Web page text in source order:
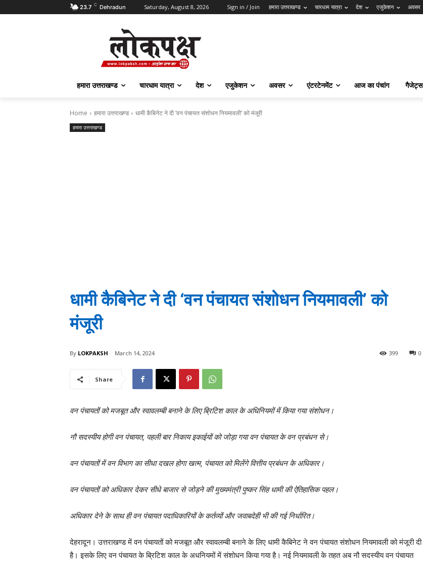
23.7 C Dehradun Saturday, August 8, 2026 Sign in / Join हमारा उत्तराखण्ड चारधाम यात्रा देश एजुकेशन अवसर
हमारा उत्तराखण्ड चारधाम यात्रा देश एजुकेशन अवसर एंटरटेनमेंट आज का पंचांग गैजेट्स
Home हमारा उत्तराखण्ड धामी कैबिनेट ने दी ‘वन पंचायत संशोधन नियमावली’ को मंजूरी
हमारा उत्तराखण्ड
धामी कैबिनेट ने दी ‘वन पंचायत संशोधन नियमावली’ को
मंजूरी
By LOKPAKSH March 14, 2024 0
399
Share
वन पंचायतों को मजबूत और स्वावलम्बी बनाने के लिए ब्रिटिश काल के अधिनियमों में किया गया संशोधन।
नौ सदस्यीय होगी वन पंचायत, पहली बार निकाय इकाईयों को जोड़ा गया वन पंचायत के वन प्रबंधन से।
वन पंचायतों में वन विभाग का सीधा दखल होगा खत्म, पंचायत को मिलेंगे वित्तीय प्रबंधन के अधिकार।
वन पंचायतों को अधिकार देकर सीधे बाजार से जोड़ने की मुख्यमंत्री पुष्कर सिंह धामी की ऐतिहासिक पहल।
अधिकार देने के साथ ही वन पंचायत पदाधिकारियों के कर्तव्यों और जवाबदेही भी की गई निर्धारित।
देहरादून। उत्तराखण्ड में वन पंचायतों को मजबूत और स्वावलम्बी बनाने के लिए धामी कैबिनेट ने वन पंचायत संशोधन नियमावली को मंजूरी दी
है। इसके लिए वन पंचायत के ब्रिटिश काल के अधनियमों में संशोधन किया गया है। नई नियमावली के तहत अब नौ सदस्यीय वन पंचायत